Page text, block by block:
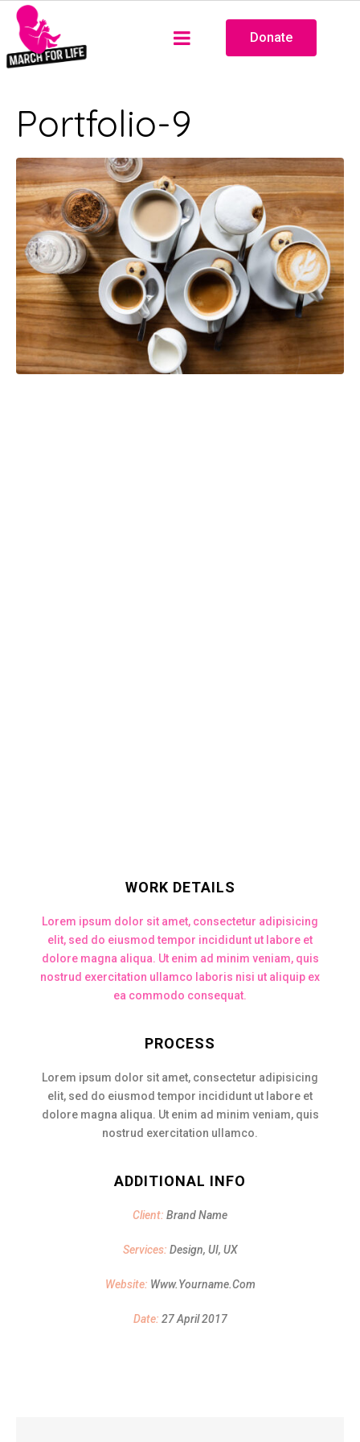
Donate
Portfolio-9
WORK DETAILS
Lorem ipsum dolor sit amet, consectetur adipisicing
elit, sed do eiusmod tempor incididunt ut labore et
dolore magna aliqua. Ut enim ad minim veniam, quis
nostrud exercitation ullamco laboris nisi ut aliquip ex
ea commodo consequat.
PROCESS
Lorem ipsum dolor sit amet, consectetur adipisicing
elit, sed do eiusmod tempor incididunt ut labore et
dolore magna aliqua. Ut enim ad minim veniam, quis
nostrud exercitation ullamco.
ADDITIONAL INFO
Client: Brand Name
Services: Design, UI, UX
Website: Www.yourname.com
Date: 27 April 2017